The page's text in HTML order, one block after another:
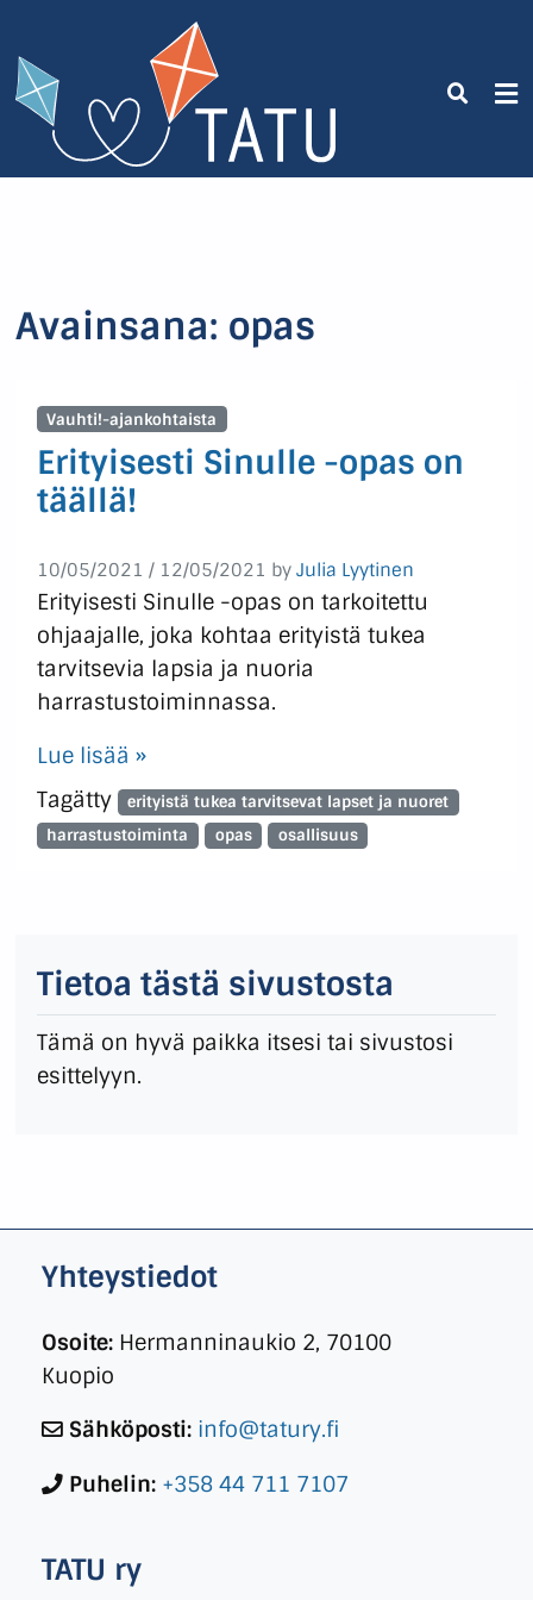
Avainsana: opas
Vauhti!-ajankohtaista
Erityisesti Sinulle -opas on
täällä!
10/05/2021 / 12/05/2021 by Julia Lyytinen
Erityisesti Sinulle -opas on tarkoitettu
ohjaajalle, joka kohtaa erityistä tukea
tarvitsevia lapsia ja nuoria
harrastustoiminnassa.
Lue lisää »
Tagätty
erityistä tukea tarvitsevat lapset ja nuoret
harrastustoiminta
opas osallisuus
Tietoa tästä sivustosta
Tämä on hyvä paikka itsesi tai sivustosi
esittelyyn.
Yhteystiedot
Osoite: Hermanninaukio 2, 70100
Kuopio
Sähköposti: info@tatury.fi
Puhelin: +358 44 711 7107
TATU ry